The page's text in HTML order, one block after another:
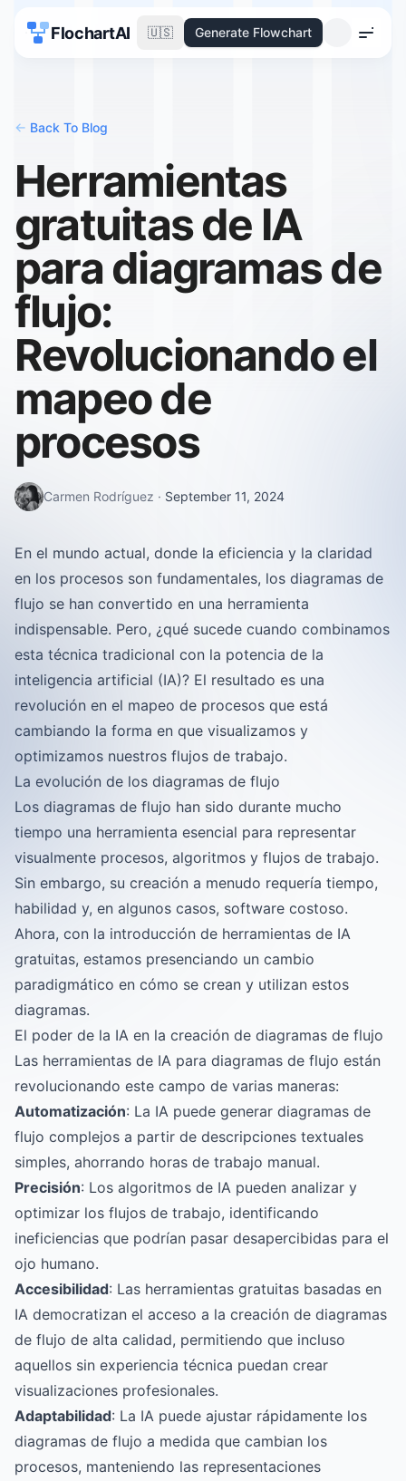
FlochartAI 🇺🇸 Generate Flowchart
Menu
<- Back To Blog
Herramientas
gratuitas de IA
para diagramas de
flujo:
Revolucionando el
mapeo de
procesos
Carmen Rodríguez · September 11, 2024
En el mundo actual, donde la eficiencia y la claridad
en los procesos son fundamentales, los diagramas de
flujo se han convertido en una herramienta
indispensable. Pero, ¿qué sucede cuando combinamos
esta técnica tradicional con la potencia de la
inteligencia artificial (IA)? El resultado es una
revolución en el mapeo de procesos que está
cambiando la forma en que visualizamos y
optimizamos nuestros flujos de trabajo.
La evolución de los diagramas de flujo
Los diagramas de flujo han sido durante mucho
tiempo una herramienta esencial para representar
visualmente procesos, algoritmos y flujos de trabajo.
Sin embargo, su creación a menudo requería tiempo,
habilidad y, en algunos casos, software costoso.
Ahora, con la introducción de herramientas de IA
gratuitas, estamos presenciando un cambio
paradigmático en cómo se crean y utilizan estos
diagramas.
El poder de la IA en la creación de diagramas de flujo
Las herramientas de IA para diagramas de flujo están
revolucionando este campo de varias maneras:
Automatización: La IA puede generar diagramas de
flujo complejos a partir de descripciones textuales
simples, ahorrando horas de trabajo manual.
Precisión: Los algoritmos de IA pueden analizar y
optimizar los flujos de trabajo, identificando
ineficiencias que podrían pasar desapercibidas para el
ojo humano.
Accesibilidad: Las herramientas gratuitas basadas en
IA democratizan el acceso a la creación de diagramas
de flujo de alta calidad, permitiendo que incluso
aquellos sin experiencia técnica puedan crear
visualizaciones profesionales.
Adaptabilidad: La IA puede ajustar rápidamente los
diagramas de flujo a medida que cambian los
procesos, manteniendo las representaciones